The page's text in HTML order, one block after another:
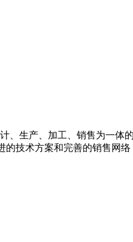
、生产、加工、销售为一体
技术方案和完善的销售网